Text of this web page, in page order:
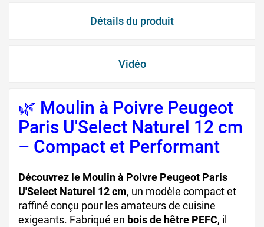
Détails du produit
Vidéo
🌿 Moulin à Poivre Peugeot
Paris U'Select Naturel 12 cm
– Compact et Performant
Découvrez le Moulin à Poivre Peugeot Paris
U'Select Naturel 12 cm, un modèle compact et
raffiné conçu pour les amateurs de cuisine
exigeants. Fabriqué en bois de hêtre PEFC, il